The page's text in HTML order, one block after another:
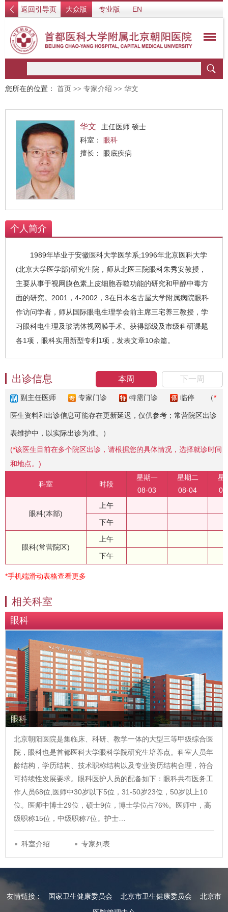
返回引导页 大众版 专业版 EN
您所在的位置： 首页 >> 专家介绍 >> 华文
华文
主任医师 硕士
科室： 眼科
擅长： 眼底疾病
个人简介
1989年毕业于安徽医科大学医学系;1996年北京医科大学
(北京大学医学部)研究生院，师从北医三院眼科朱秀安教授，
主要从事于视网膜色素上皮细胞吞噬功能的研究和甲醇中毒方
面的研究。2001，4-2002，3在日本名古屋大学附属病院眼科
作访问学者，师从国际眼电生理学会前主席三宅养三教授，学
习眼科电生理及玻璃体视网膜手术。获得部级及市级科研课题
各1项，眼科实用新型专利1项，发表文章10余篇。
本周 下一周
出诊信息
副主任医师 专家门诊 特需门诊 临停 （*
医生资料和出诊信息可能存在更新延迟，仅供参考；常营院区出诊
表维护中，以实际出诊为准。）
(*该医生目前在多个院区出诊，请根据您的具体情况，选择就诊时间
和地点。)
科室 时段
星期一
08-03
星期二
08-04
星
眼科(本部)
上午
下午
眼科(常营院区)
上午
下午
*手机端滑动表格查看更多
相关科室
眼科
眼科
北京朝阳医院是集临床、科研、教学一体的大型三等甲级综合医
院，眼科也是首都医科大学眼科学院研究生培养点。科室人员年
龄结构，学历结构、技术职称结构以及专业资历结构合理，符合
可持续性发展要求。眼科医护人员的配备如下：眼科共有医务工
作人员68位,医师中30岁以下5位，31-50岁23位，50岁以上10
位。医师中博士29位，硕士9位，博士学位占76%。医师中，高
级职称15位，中级职称7位。护士…
科室介绍 专家列表
友情链接： 国家卫生健康委员会 北京市卫生健康委员会
北京市